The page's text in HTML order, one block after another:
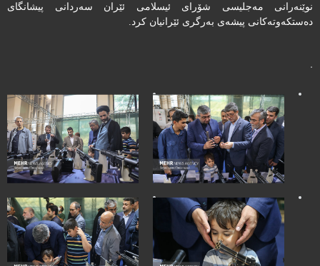
نوێنەرانی مەجلیسی شۆرای ئیسلامی ئێران سەردانی پیشانگای
دەستکەوتەکانی پیشەی بەرگری ئێرانیان کرد.
.